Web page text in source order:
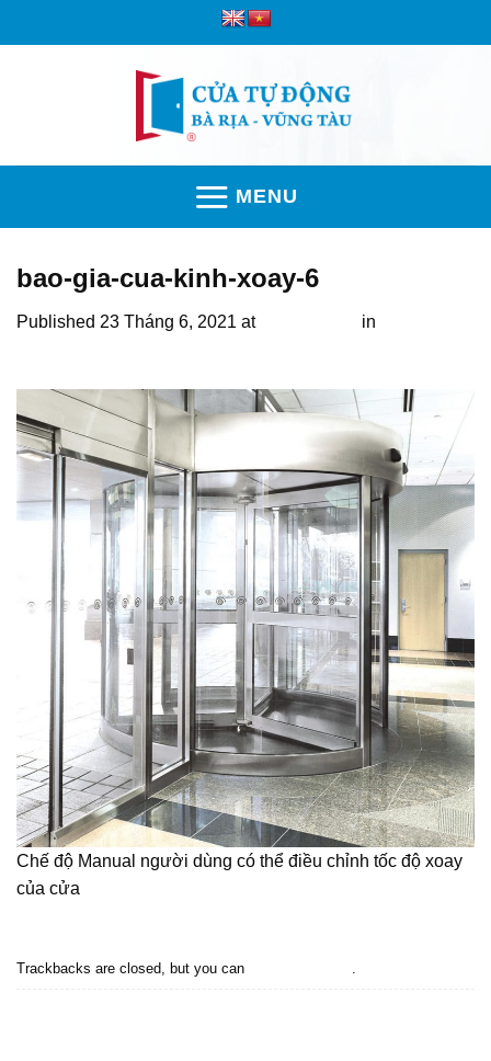
MENU
bao-gia-cua-kinh-xoay-6
Published 23 Tháng 6, 2021 at in
Chế độ Manual người dùng có thể điều chỉnh tốc độ xoay
của cửa
Trackbacks are closed, but you can .